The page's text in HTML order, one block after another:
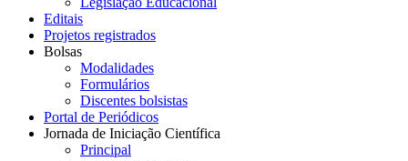
Editais
Projetos registrados
Bolsas
Modalidades
Formulários
Discentes bolsistas
Portal de Periódicos
Jornada de Iniciação Científica
Principal